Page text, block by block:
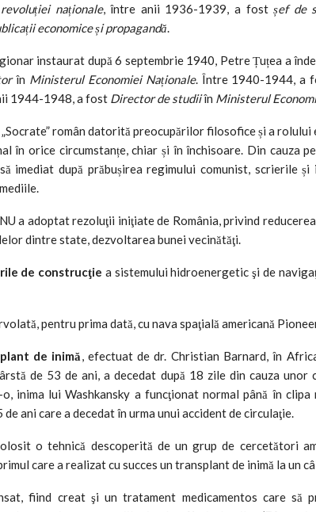
naționale, între anii 1936-1939, a fostșef de
economice și propagandă.
instaurat după 6 septembrie 1940, Petre Țuțea a
în Ministerul Economiei Naționale. Între 1940-1944, a
1944-1948, a fost Director de studiiîn Ministerul
român datorită preocupărilor filosofice și a rolului
în orice circumstanțe, chiar și în închisoare. Din cauza
imediat după prăbușirea regimului comunist, scrierile
a adoptat rezoluţii iniţiate de România, privind
dintre state, dezvoltarea bunei vecinătăţi.
de construcţie a sistemului hidroenergetic şi de
pentru prima dată, cu nava spaţială americană
de inimă, efectuat de dr. Christian Barnard, în
de 53 de ani, a decedat după 18 zile din cauza unor
inima lui Washkansky a funcţionat normal până în
ani care a decedat în urma unui accident de circulaţie.
o tehnică descoperită de un grup de cercetători
care a realizat cu succes un transplant de inimă la un
fiind creat şi un tratament medicamentos care să